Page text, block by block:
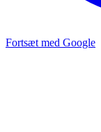
Fortsæt med Google